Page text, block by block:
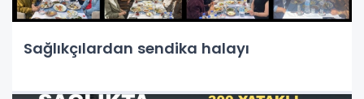
Sağlıkçılardan sendika halayı